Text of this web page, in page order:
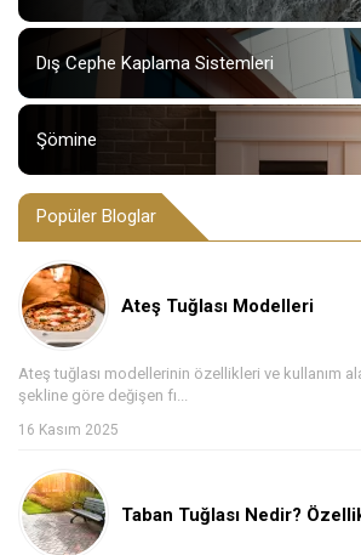
Dış Cephe Kaplama Sistemleri
Şömine
Popüler Bloglar
Ateş Tuğlası Modelleri
Ateş tuğlası modellerinin özellikleri ve kullanım
şekline göre değişen fı...
16 Kasım 2025
Taban Tuğlası Nedir?